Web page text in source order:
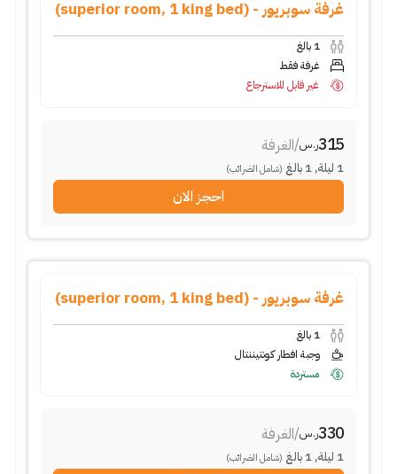
غرفة سوبريور - (superior room, 1 king bed)
1 بالغ
غرفة فقط
غير قابل للاسترجاع
315ر.س/الغرفة
1 ليلة,
1 بالغ (شامل الضرائب)
احجز الان
غرفة سوبريور - (superior room, 1 king bed)
1 بالغ
وجبة افطار كونتيننتال
مستردة
330ر.س/الغرفة
1 ليلة,
1 بالغ (شامل الضرائب)